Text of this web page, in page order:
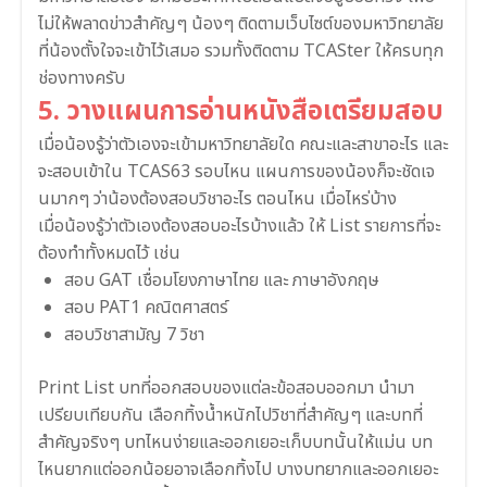
ไม่ให้พลาดข่าวสำคัญๆ น้องๆ ติดตามเว็บไซต์ของมหาวิทยาลัย
ที่น้องตั้งใจจะเข้าไว้เสมอ รวมทั้งติดตาม TCASter ให้ครบทุก
ช่องทางครับ
5. วางแผนการอ่านหนังสือเตรียมสอบ
เมื่อน้องรู้ว่าตัวเองจะเข้ามหาวิทยาลัยใด คณะและสาขาอะไร และ
จะสอบเข้าใน TCAS63 รอบไหน แผนการของน้องก็จะชัดเจ
นมากๆ ว่าน้องต้องสอบวิชาอะไร ตอนไหน เมื่อไหร่บ้าง
เมื่อน้องรู้ว่าตัวเองต้องสอบอะไรบ้างแล้ว ให้ List รายการที่จะ
ต้องทำทั้งหมดไว้ เช่น
สอบ GAT เชื่อมโยงภาษาไทย และ ภาษาอังกฤษ
สอบ PAT1 คณิตศาสตร์
สอบวิชาสามัญ 7 วิชา
Print List บทที่ออกสอบของแต่ละข้อสอบออกมา นำมา
เปรียบเทียบกัน เลือกทิ้งน้ำหนักไปวิชาที่สำคัญๆ และบทที่
สำคัญจริงๆ บทไหนง่ายและออกเยอะเก็บบทนั้นให้แม่น บท
ไหนยากแต่ออกน้อยอาจเลือกทิ้งไป บางบทยากและออกเยอะ